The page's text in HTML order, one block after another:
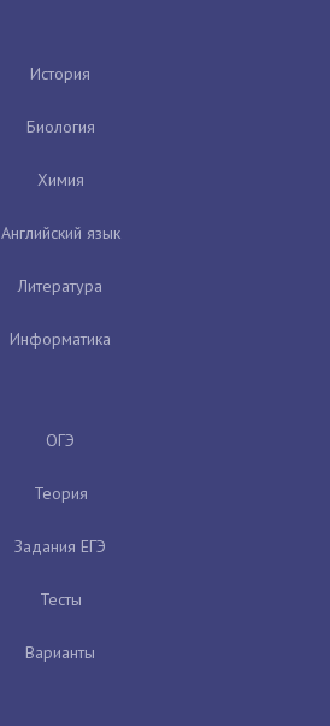
История
Биология
Химия
Английский язык
Литература
Информатика
ОГЭ
Теория
Задания ЕГЭ
Тесты
Варианты